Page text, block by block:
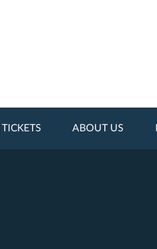
TICKETS ABOUT US